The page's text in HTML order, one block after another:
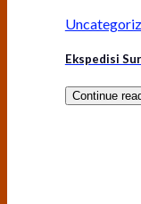
Ekspedisi
Continue